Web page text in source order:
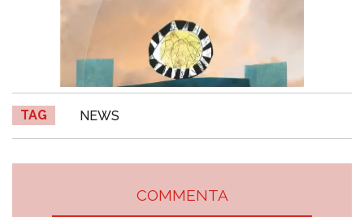
TAG NEWS
COMMENTA